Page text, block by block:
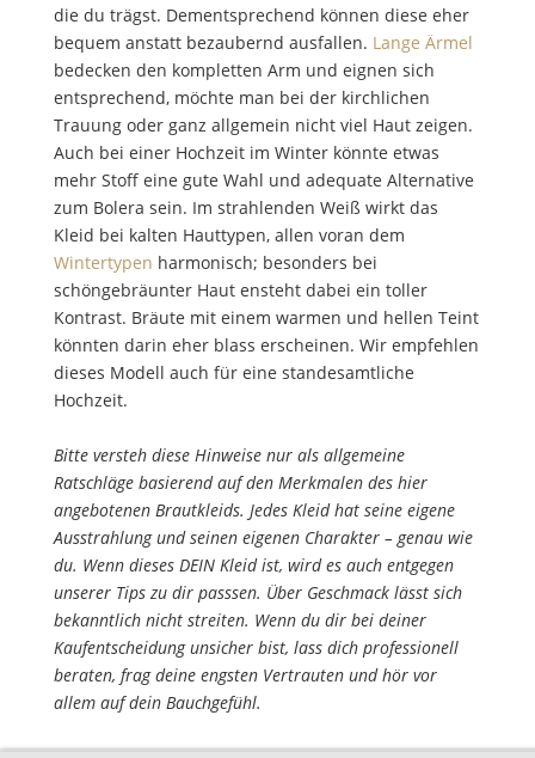
die du trägst. Dementsprechend können diese eher
bequem anstatt bezaubernd ausfallen. Lange Ärmel
bedecken den kompletten Arm und eignen sich
entsprechend, möchte man bei der kirchlichen
Trauung oder ganz allgemein nicht viel Haut zeigen.
Auch bei einer Hochzeit im Winter könnte etwas
mehr Stoff eine gute Wahl und adequate Alternative
zum Bolera sein. Im strahlenden Weiß wirkt das
Kleid bei kalten Hauttypen, allen voran dem
Wintertypen harmonisch; besonders bei
schöngebräunter Haut ensteht dabei ein toller
Kontrast. Bräute mit einem warmen und hellen Teint
könnten darin eher blass erscheinen. Wir empfehlen
dieses Modell auch für eine standesamtliche
Hochzeit.
Bitte versteh diese Hinweise nur als allgemeine
Ratschläge basierend auf den Merkmalen des hier
angebotenen Brautkleids. Jedes Kleid hat seine eigene
Ausstrahlung und seinen eigenen Charakter – genau wie
du. Wenn dieses DEIN Kleid ist, wird es auch entgegen
unserer Tips zu dir passsen. Über Geschmack lässt sich
bekanntlich nicht streiten. Wenn du dir bei deiner
Kaufentscheidung unsicher bist, lass dich professionell
beraten, frag deine engsten Vertrauten und hör vor
allem auf dein Bauchgefühl.